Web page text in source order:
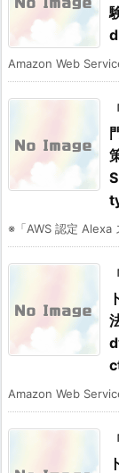
Amazon Web
※「AWS 認定 Alexa
Amazon Web